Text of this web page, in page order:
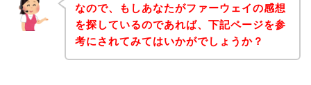
なので、もしあなたがファーウェイの感想
を探しているのであれば、下記ページを参
考にされてみてはいかがでしょうか？